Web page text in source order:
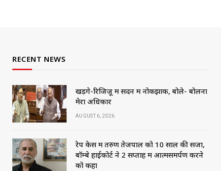
RECENT NEWS
खड़गे-रिजिजू में सदन में नोकझोंक, बोले- बोलना
मेरा अधिकार
AUGUST 6, 2026
रेप केस में तरुण तेजपाल को 10 साल की सजा,
बॉम्बे हाईकोर्ट ने 2 सप्ताह में आत्मसमर्पण करने
को कहा